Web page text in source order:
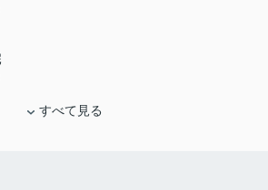
すべて見る